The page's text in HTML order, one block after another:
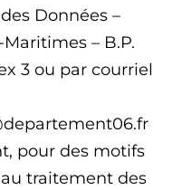
Données –
– B.P.
3 ou par courriel
pour des motifs
traitement des